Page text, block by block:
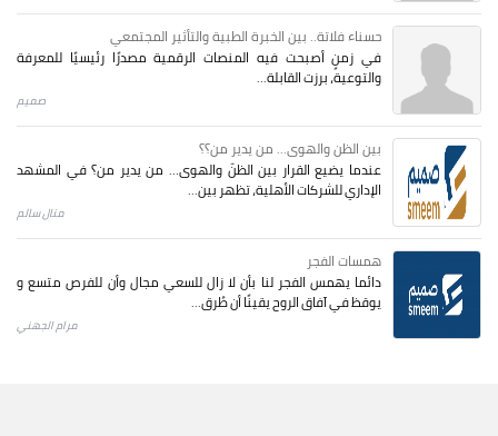
حسناء فلاتة.. بين الخبرة الطبية والتأثير المجتمعي
في زمنٍ أصبحت فيه المنصات الرقمية مصدرًا رئيسيًا للمعرفة
والتوعية، برزت القابلة...
صميم
بين الظن والهوى... من يدير من؟؟
عندما يضيع القرار بين الظنّ والهوى… من يدير من؟ في المشهد
الإداري للشركات الأهلية، تظهر بين...
منال سالم
همسات الفجر
دائما يهمس الفجر لنا بأن لا زال للسعي مجال وأن للفرص متسع و
يوقظ في آفاق الروح يقينًا أن طُرق...
مرام الجهني